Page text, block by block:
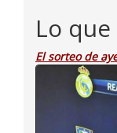
Lo
El sorteo de